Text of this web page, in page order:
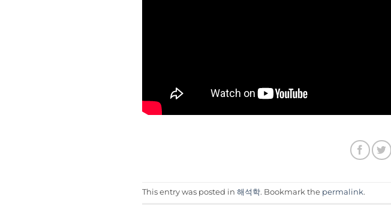
This entry was posted in 해석학. Bookmark the permalink.